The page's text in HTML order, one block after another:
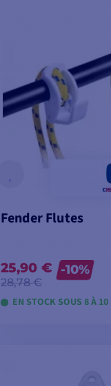
Fender Flutes
25,90 €
28,78 €
-10%
EN STOCK SOUS 8 À